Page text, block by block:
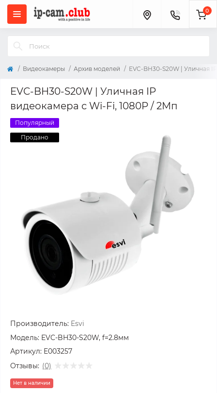
0
Видеокамеры Архив моделей EVC-BH30-S20W | Уличная
EVC-BH30-S20W | Уличная IP
видеокамера с Wi-Fi, 1080P / 2Мп
Популярный
Продано
Производитель: Esvi
Модель: EVC-BH30-S20W, f=2.8мм
Артикул: E003257
Отзывы: (0)
Нет в наличии